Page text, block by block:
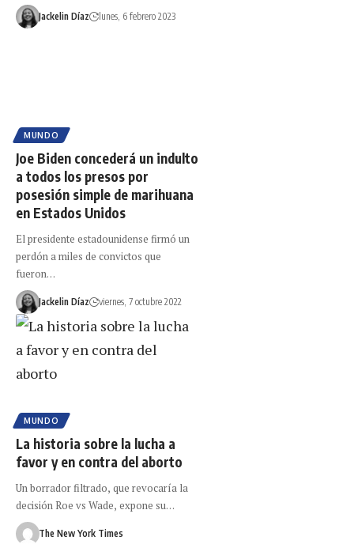
Jackelin Díaz lunes, 6 febrero 2023
MUNDO
Joe Biden concederá un indulto
a todos los presos por
posesión simple de marihuana
en Estados Unidos
El presidente estadounidense firmó un
perdón a miles de convictos que
fueron…
Jackelin Díaz viernes, 7 octubre 2022
MUNDO
La historia sobre la lucha a
favor y en contra del aborto
Un borrador filtrado, que revocaría la
decisión Roe vs Wade, expone su…
The New York Times